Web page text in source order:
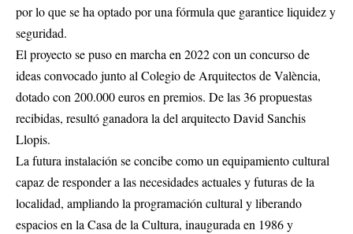
por lo que se ha optado por una fórmula que garantice liquidez y
seguridad.
El proyecto se puso en marcha en 2022 con un concurso de
ideas convocado junto al Colegio de Arquitectos de València,
dotado con 200.000 euros en premios. De las 36 propuestas
recibidas, resultó ganadora la del arquitecto David Sanchis
Llopis.
La futura instalación se concibe como un equipamiento cultural
capaz de responder a las necesidades actuales y futuras de la
localidad, ampliando la programación cultural y liberando
espacios en la Casa de la Cultura, inaugurada en 1986 y